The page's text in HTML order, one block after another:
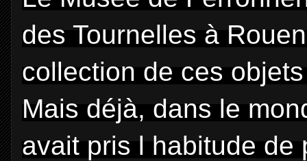
des Tournelles à
collection de ces
Mais déjà, dans le
avait pris l habitude de